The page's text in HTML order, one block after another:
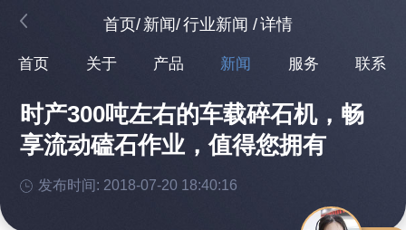
首页/ 新闻/行业新闻 /详情
首页 关于 产品 新闻 服务 联系
时产300吨左右的车载碎石机，畅
享流动磕石作业，值得您拥有
发布时间: 2018-07-20 18:40:16